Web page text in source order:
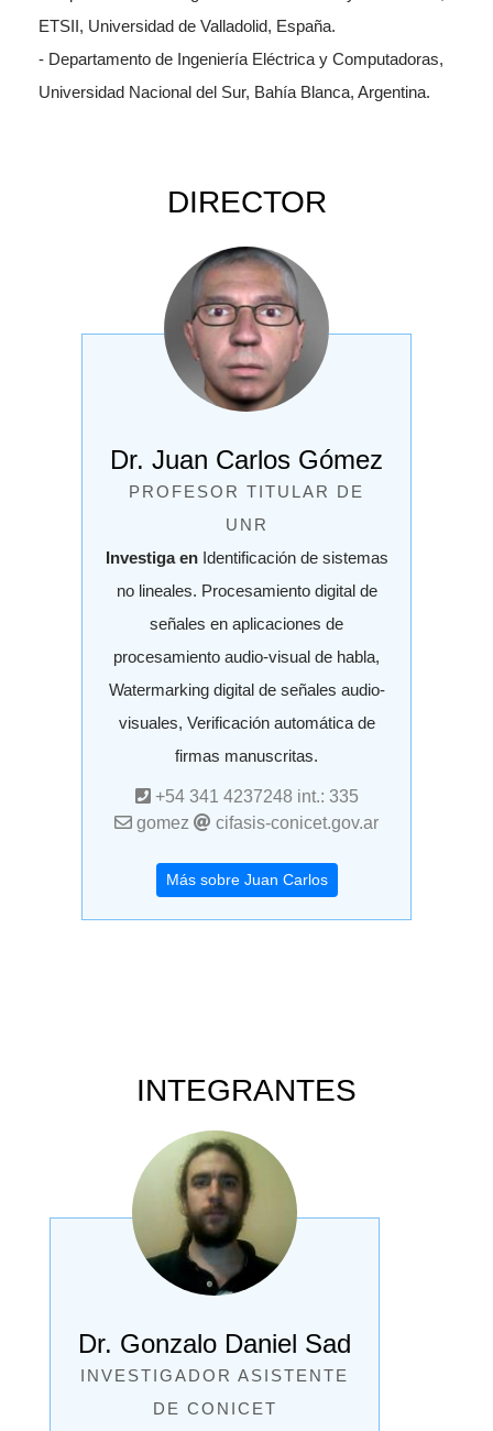
ETSII, Universidad de Valladolid, España.
- Departamento de Ingeniería Eléctrica y Computadoras,
Universidad Nacional del Sur, Bahía Blanca, Argentina.
DIRECTOR
Dr. Juan Carlos Gómez
PROFESOR TITULAR DE
UNR
Investiga enIdentificación de sistemas
no lineales. Procesamiento digital de
señales en aplicaciones de
procesamiento audio-visual de habla,
Watermarking digital de señales audio-
visuales, Verificación automática de
firmas manuscritas.
+54 341 4237248 int.: 335
gomez
cifasis-conicet.gov.ar
Más sobre Juan Carlos
INTEGRANTES
Dr. Gonzalo Daniel Sad
INVESTIGADOR ASISTENTE
DE CONICET